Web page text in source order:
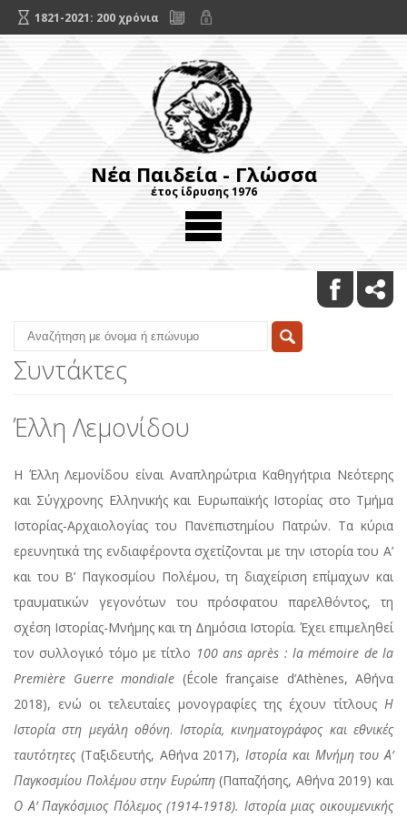
1821-2021: 200 χρόνια
Νέα Παιδεία - Γλώσσα
έτος ίδρυσης 1976
Συντάκτες
Έλλη Λεμονίδου
Η Έλλη Λεμονίδου είναι Αναπληρώτρια Καθηγήτρια Νεότερης
και Σύγχρονης Ελληνικής και Ευρωπαϊκής Ιστορίας στο Τμήμα
Ιστορίας-Αρχαιολογίας του Πανεπιστημίου Πατρών. Τα κύρια
ερευνητικά της ενδιαφέροντα σχετίζονται με την ιστορία του Α’
και του Β’ Παγκοσμίου Πολέμου, τη διαχείριση επίμαχων και
τραυματικών γεγονότων του πρόσφατου παρελθόντος, τη
σχέση Ιστορίας-Μνήμης και τη Δημόσια Ιστορία. Έχει επιμεληθεί
τον συλλογικό τόμο με τίτλο 100ans après :la mémoire de la
Première Guerre mondiale (École française d’Athènes, Αθήνα
2018), ενώ οι τελευταίες μονογραφίες της έχουν τίτλους Η
Ιστορία στη μεγάλη οθόνη. Ιστορία, κινηματογράφος και εθνικές
ταυτότητες(Ταξιδευτής, Αθήνα 2017), Ιστορία και Μνήμη του Α’
Παγκοσμίου Πολέμου στην Ευρώπη(Παπαζήσης, Αθήνα 2019) και
Ο Α’ Παγκόσμιος Πόλεμος (1914-1918). Ιστορία μιας οικουμενικής